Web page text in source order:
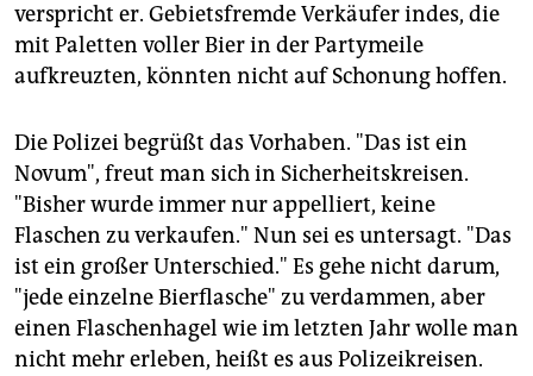
verspricht er. Gebietsfremde Verkäufer indes, die
mit Paletten voller Bier in der Partymeile
aufkreuzten, könnten nicht auf Schonung hoffen.
Die Polizei begrüßt das Vorhaben. "Das ist ein
Novum", freut man sich in Sicherheitskreisen.
"Bisher wurde immer nur appelliert, keine
Flaschen zu verkaufen." Nun sei es untersagt. "Das
ist ein großer Unterschied." Es gehe nicht darum,
"jede einzelne Bierflasche" zu verdammen, aber
einen Flaschenhagel wie im letzten Jahr wolle man
nicht mehr erleben, heißt es aus Polizeikreisen.